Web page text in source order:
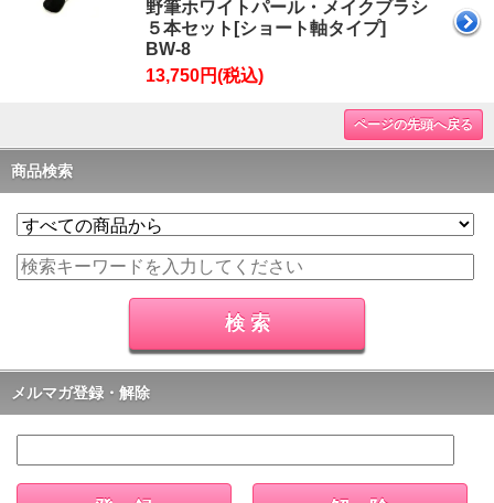
野筆ホワイトパール・メイクブラシ
５本セット[ショート軸タイプ]
BW-8
13,750円(税込)
ページの先頭へ戻る
商品検索
メルマガ登録・解除